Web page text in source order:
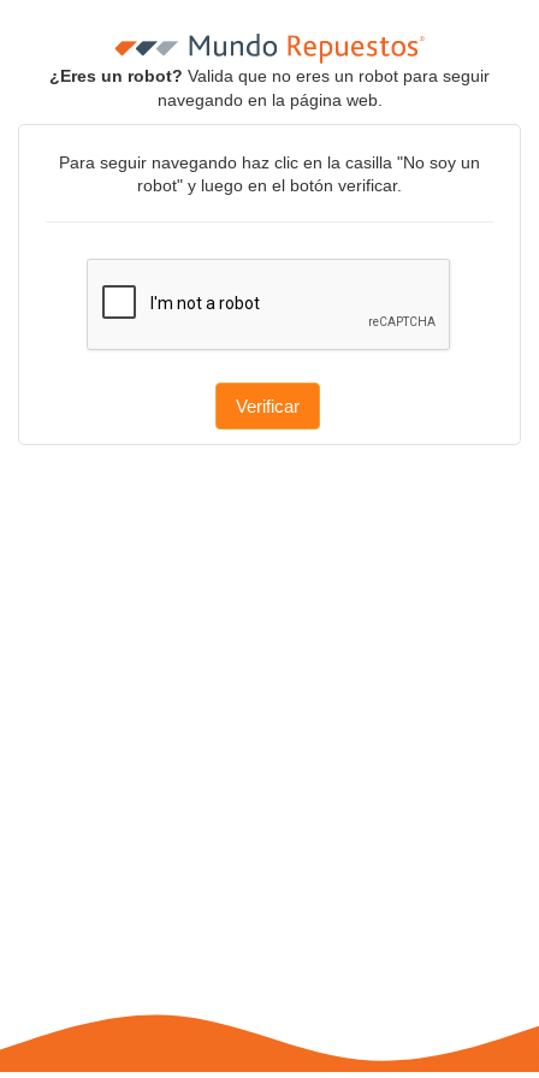
¿Eres un robot? Valida que no eres un robot para seguir
navegando en la página web.
Para seguir navegando haz clic en la casilla "No soy un
robot" y luego en el botón verificar.
Verificar